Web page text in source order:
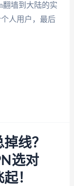
翻墙到大陆的实
人用户，最后
线？
选对
！